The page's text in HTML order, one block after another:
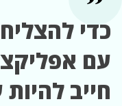
כדי להצליח
עם
חייב